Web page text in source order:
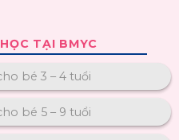
TẠI BMYC
bé 3 – 4 tuổi
bé 5 – 9 tuổi